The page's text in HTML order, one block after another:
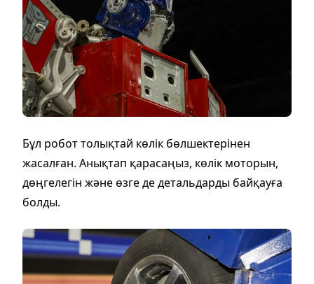
Бұл робот толықтай көлік бөлшектерінен
жасалған. Анықтап қарасаңыз, көлік моторын,
дөңгелегін және өзге де детальдарды байқауға
болды.